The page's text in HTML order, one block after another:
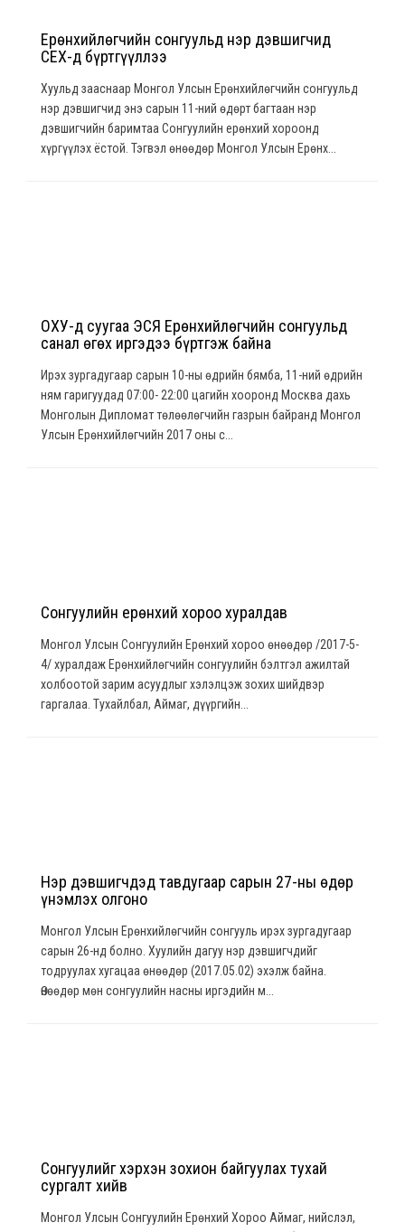
Ерөнхийлөгчийн сонгуульд нэр дэвшигчид
СЕХ-д бүртгүүллээ
Хуульд зааснаар Монгол Улсын Ерөнхийлөгчийн сонгуульд
нэр дэвшигчид энэ сарын 11-ний өдөрт багтаан нэр
дэвшигчийн баримтаа Сонгуулийн ерөнхий хороонд
хүргүүлэх ёстой. Тэгвэл өнөөдөр Монгол Улсын Ерөнх...
ОХУ-д суугаа ЭСЯ Ерөнхийлөгчийн сонгуульд
санал өгөх иргэдээ бүртгэж байна
Ирэх зургадугаар сарын 10-ны өдрийн бямба, 11-ний өдрийн
ням гаригуудад 07:00- 22:00 цагийн хооронд Москва дахь
Монголын Дипломат төлөөлөгчийн газрын байранд Монгол
Улсын Ерөнхийлөгчийн 2017 оны с...
Сонгуулийн ерөнхий хороо хуралдав
Монгол Улсын Сонгуулийн Ерөнхий хороо өнөөдөр /2017-5-
4/ хуралдаж Ерөнхийлөгчийн сонгуулийн бэлтгэл ажилтай
холбоотой зарим асуудлыг хэлэлцэж зохих шийдвэр
гаргалаа. Тухайлбал, Аймаг, дүүргийн...
Нэр дэвшигчдэд тавдугаар сарын 27-ны өдөр
үнэмлэх олгоно
Монгол Улсын Ерөнхийлөгчийн сонгууль ирэх зургадугаар
сарын 26-нд болно. Хуулийн дагуу нэр дэвшигчдийг
тодруулах хугацаа өнөөдөр (2017.05.02) эхэлж байна.
Өнөөдөр мөн сонгуулийн насны иргэдийн м...
Сонгуулийг хэрхэн зохион байгуулах тухай
сургалт хийв
Монгол Улсын Сонгуулийн Ерөнхий Хороо Аймаг, нийслэл,